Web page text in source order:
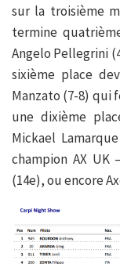
sur la troisième
termine
Angelo Pellegrini
sixième place
Manzato (7-8) qui
une dixième
Mickael
champion AX UK
(14e), ou encore